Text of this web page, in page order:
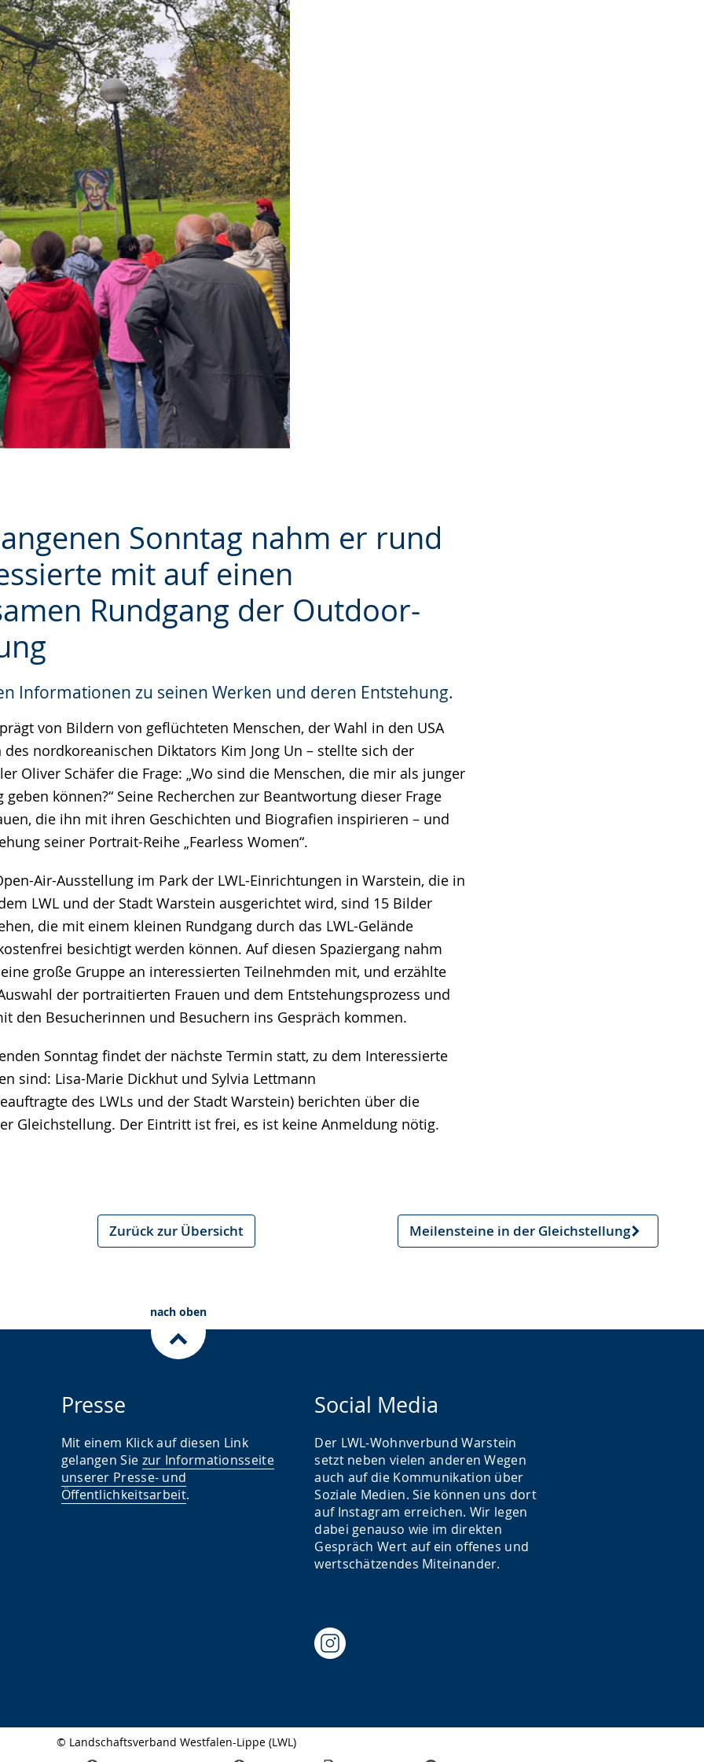
Sonntag nahm er rund
mit auf einen
Rundgang der Outdoor-
Informationen zu seinen Werken und deren Entstehung.
von Bildern von geflüchteten Menschen, der Wahl in den USA
nordkoreanischen Diktators Kim Jong Un – stellte sich der
Oliver Schäfer die Frage: „Wo sind die Menschen, die mir als junger
können?“ Seine Recherchen zur Beantwortung dieser Frage
die ihn mit ihren Geschichten und Biografien inspirieren – und
seiner Portrait-Reihe „Fearless Women“.
Air-Ausstellung im Park der LWL-Einrichtungen in Warstein, die in
LWL und der Stadt Warstein ausgerichtet wird, sind 15 Bilder
die mit einem kleinen Rundgang durch das LWL-Gelände
besichtigt werden können. Auf diesen Spaziergang nahm
große Gruppe an interessierten Teilnehmden mit, und erzählte
der portraitierten Frauen und dem Entstehungsprozess und
den Besucherinnen und Besuchern ins Gespräch kommen.
Sonntag findet der nächste Termin statt, zu dem Interessierte
sind: Lisa-Marie Dickhut und Sylvia Lettmann
des LWLs und der Stadt Warstein) berichten über die
Gleichstellung. Der Eintritt ist frei, es ist keine Anmeldung nötig.
Zurück zur Übersicht Meilensteine in der Gleichstellung
Nächster
nach oben
Presse
Mit einem Klick auf diesen Link
gelangen Sie zur Informationsseite
unserer Presse- und
Öffentlichkeitsarbeit.
Social Media
Der LWL-Wohnverbund Warstein
setzt neben vielen anderen Wegen
auch auf die Kommunikation über
Soziale Medien. Sie können uns dort
auf Instagram erreichen. Wir legen
dabei genauso wie im direkten
Gespräch Wert auf ein offenes und
wertschätzendes Miteinander.
© Landschaftsverband Westfalen-Lippe (LWL)